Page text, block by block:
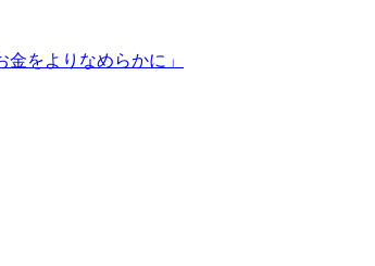
をよりなめらかに」